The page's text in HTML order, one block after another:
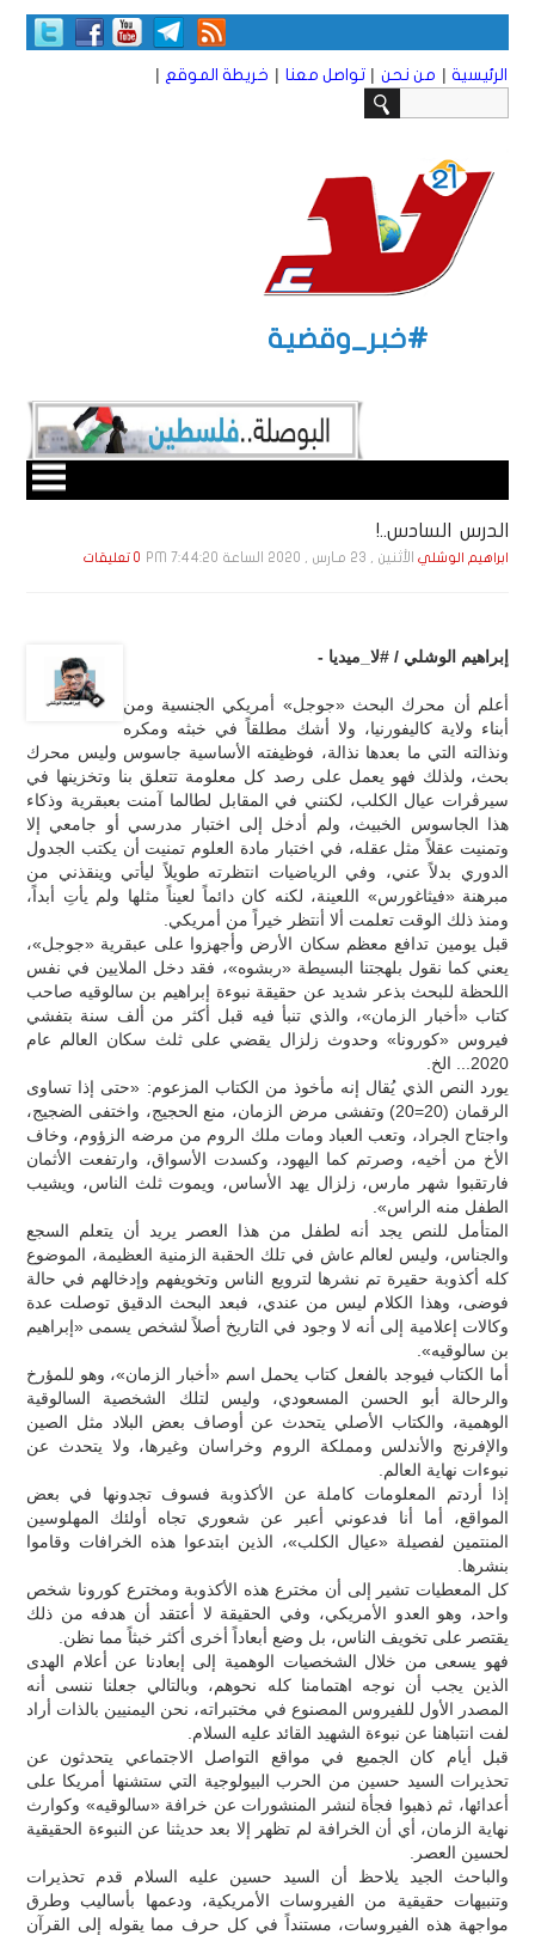
الرئيسية | من نحن | تواصل معنا | خريطة الموقع |
#خبر_وقضية
الدرس السادس..!
ابراهيم الوشلي الأثنين , 23 مـارس , 2020 الساعة 7:44:20 PM 0 تعليقات
إبراهيم الوشلي / #لا_ميديا -
أعلم أن محرك البحث «جوجل» أمريكي الجنسية ومن
أبناء ولاية كاليفورنيا، ولا أشك مطلقاً في خبثه ومكره
ونذالته التي ما بعدها نذالة، فوظيفته الأساسية جاسوس وليس محرك
بحث، ولذلك فهو يعمل على رصد كل معلومة تتعلق بنا وتخزينها في
سيرڤرات عيال الكلب، لكنني في المقابل لطالما آمنت بعبقرية وذكاء
هذا الجاسوس الخبيث، ولم أدخل إلى اختبار مدرسي أو جامعي إلا
وتمنيت عقلاً مثل عقله، في اختبار مادة العلوم تمنيت أن يكتب الجدول
الدوري بدلاً عني، وفي الرياضيات انتظرته طويلاً ليأتي وينقذني من
مبرهنة «فيثاغورس» اللعينة، لكنه كان دائماً لعيناً مثلها ولم يأتِ أبداً،
ومنذ ذلك الوقت تعلمت ألا أنتظر خيراً من أمريكي.
قبل يومين تدافع معظم سكان الأرض وأجهزوا على عبقرية «جوجل»،
يعني كما نقول بلهجتنا البسيطة «ربشوه»، فقد دخل الملايين في نفس
اللحظة للبحث بذعر شديد عن حقيقة نبوءة إبراهيم بن سالوقيه صاحب
كتاب «أخبار الزمان»، والذي تنبأ فيه قبل أكثر من ألف سنة بتفشي
فيروس «كورونا» وحدوث زلزال يقضي على ثلث سكان العالم عام
2020... الخ.
يورد النص الذي يُقال إنه مأخوذ من الكتاب المزعوم: «حتى إذا تساوى
الرقمان (20=20) وتفشى مرض الزمان، منع الحجيج، واختفى الضجيج،
واجتاح الجراد، وتعب العباد ومات ملك الروم من مرضه الزؤوم، وخاف
الأخ من أخيه، وصرتم كما اليهود، وكسدت الأسواق، وارتفعت الأثمان
فارتقبوا شهر مارس، زلزال يهد الأساس، ويموت ثلث الناس، ويشيب
الطفل منه الراس».
المتأمل للنص يجد أنه لطفل من هذا العصر يريد أن يتعلم السجع
والجناس، وليس لعالم عاش في تلك الحقبة الزمنية العظيمة، الموضوع
كله أكذوبة حقيرة تم نشرها لترويع الناس وتخويفهم وإدخالهم في حالة
فوضى، وهذا الكلام ليس من عندي، فبعد البحث الدقيق توصلت عدة
وكالات إعلامية إلى أنه لا وجود في التاريخ أصلاً لشخص يسمى «إبراهيم
بن سالوقيه».
أما الكتاب فيوجد بالفعل كتاب يحمل اسم «أخبار الزمان»، وهو للمؤرخ
والرحالة أبو الحسن المسعودي، وليس لتلك الشخصية السالوقية
الوهمية، والكتاب الأصلي يتحدث عن أوصاف بعض البلاد مثل الصين
والإفرنج والأندلس ومملكة الروم وخراسان وغيرها، ولا يتحدث عن
نبوءات نهاية العالم.
إذا أردتم المعلومات كاملة عن الأكذوبة فسوف تجدونها في بعض
المواقع، أما أنا فدعوني أعبر عن شعوري تجاه أولئك المهلوسين
المنتمين لفصيلة «عيال الكلب»، الذين ابتدعوا هذه الخرافات وقاموا
بنشرها.
كل المعطيات تشير إلى أن مخترع هذه الأكذوبة ومخترع كورونا شخص
واحد، وهو العدو الأمريكي، وفي الحقيقة لا أعتقد أن هدفه من ذلك
يقتصر على تخويف الناس، بل وضع أبعاداً أخرى أكثر خبثاً مما نظن.
فهو يسعى من خلال الشخصيات الوهمية إلى إبعادنا عن أعلام الهدى
الذين يجب أن نوجه اهتمامنا كله نحوهم، وبالتالي جعلنا ننسى أنه
المصدر الأول للفيروس المصنوع في مختبراته، نحن اليمنيين بالذات أراد
لفت انتباهنا عن نبوءة الشهيد القائد عليه السلام.
قبل أيام كان الجميع في مواقع التواصل الاجتماعي يتحدثون عن
تحذيرات السيد حسين من الحرب البيولوجية التي ستشنها أمريكا على
أعدائها، ثم ذهبوا فجأة لنشر المنشورات عن خرافة «سالوقيه» وكوارث
نهاية الزمان، أي أن الخرافة لم تظهر إلا بعد حديثنا عن النبوءة الحقيقية
لحسين العصر.
والباحث الجيد يلاحظ أن السيد حسين عليه السلام قدم تحذيرات
وتنبيهات حقيقية من الفيروسات الأمريكية، ودعمها بأساليب وطرق
مواجهة هذه الفيروسات، مستنداً في كل حرف مما يقوله إلى القرآن